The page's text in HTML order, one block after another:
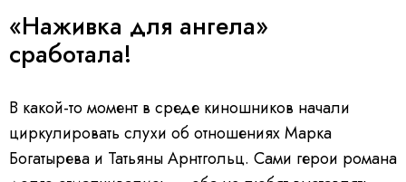
«Наживка для ангела»
сработала!
В какой-то момент в среде киношников начали
циркулировать слухи об отношениях Марка
Богатырева и Татьяны Арнтгольц. Сами герои романа